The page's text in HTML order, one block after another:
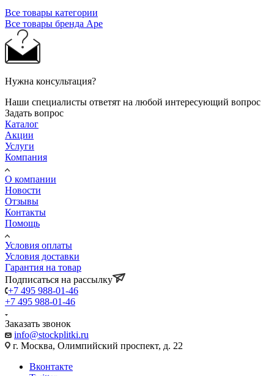
Все товары категории
Все товары бренда Ape
Нужна консультация?
Наши специалисты ответят на любой интересующий вопрос
Задать вопрос
Каталог
Акции
Услуги
Компания
О компании
Новости
Отзывы
Контакты
Помощь
Условия оплаты
Условия доставки
Гарантия на товар
Подписаться на рассылку
+7 495 988-01-46
+7 495 988-01-46
Заказать звонок
info@stockplitki.ru
г. Москва, Олимпийский проспект, д. 22
Вконтакте